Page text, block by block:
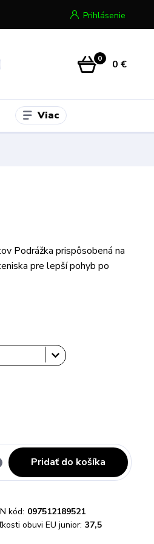
Prihlásenie
0 0 €
Viac
Podrážka prispôsobená na
pre lepší pohyb po
Pridať do košíka
kód: 097512189521
obuvi EU junior: 37,5